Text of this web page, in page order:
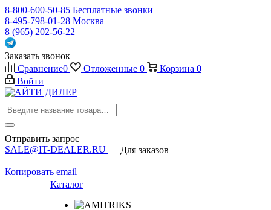
8-800-600-50-85 Бесплатные звонки
8-495-798-01-28 Москва
8 (965) 202-56-22
Заказать звонок
Сравнение0 Отложенные 0 Корзина 0
Войти
Отправить запрос
SALE@IT-DEALER.RU — Для заказов
Копировать email
Каталог